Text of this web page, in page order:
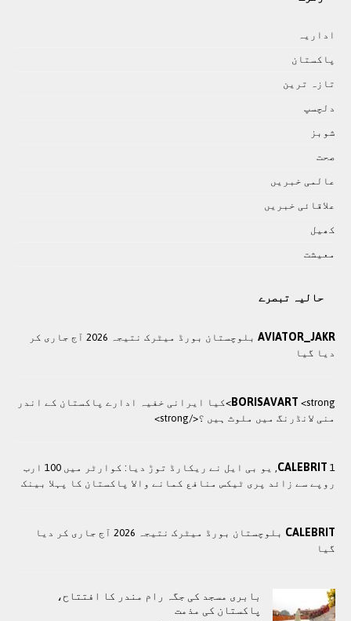
اداريہ
پاکستان
تازہ ترين
دلچسپ
شوبز
صحت
عالمی خبريں
علاقائی خبريں
کھيل
معيشت
حالیہ تبصرے
AVIATOR_JAKR
بلوچستان بورڈ میٹرک نتیجہ 2026 آج جاری کر
دیا گیا
BORISAVART <strong>کيا ایرانی خفيہ ادارے پاکستان کے اندر
منی لانڈرنگ ميں ملوث ہيں ؟</strong>
CALEBRIT
1, یو بی ایل نے ریکارڈ توڑ دیا: کوارٹر میں 100 ارب
روپے سے زائد پری ٹیکس منافع کمانے والا پاکستان کا پہلا بینک
CALEBRIT
بلوچستان بورڈ میٹرک نتیجہ 2026 آج جاری کر دیا
گیا
بابری مسجد کی جگہ رام مندر کا افتتاح،
پاکستان کی مذمت